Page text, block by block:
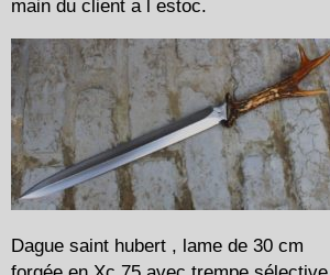
main du client a l estoc.
Dague saint hubert , lame de 30 cm